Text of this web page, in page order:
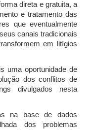
direta e gratuita, a
e tratamento das
que eventualmente
canais tradicionais
em litígios
uma oportunidade de
dos conflitos de
divulgados nesta
na base de dados
dos problemas